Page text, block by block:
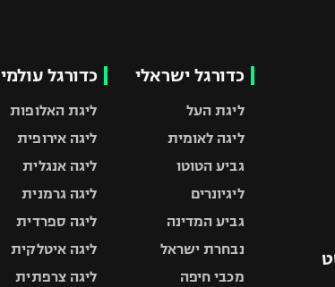
כדורגל ישראלי
ליגת העל
ליגה לאומית
גביע הטוטו
ליגיונרים
גביע המדינה
נבחרת ישראל
מכבי חיפה
כדורגל עולמי
ליגת האלופות
ליגה אירופית
ליגה אנגלית
ליגה גרמנית
ליגה ספרדית
ליגה איטלקית
ליגה צרפתית